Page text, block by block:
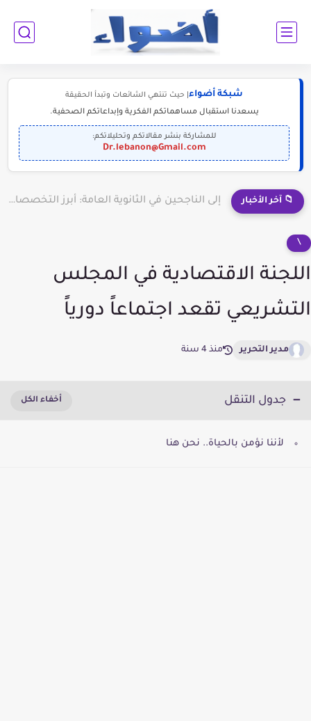
شبكة أضواء | حيث تنتهي الشائعات وتبدأ الحقيقة
يسعدنا استقبال مساهماتكم الفكرية وإبداعاتكم الصحفية.
للمشاركة بنشر مقالاتكم وتحليلاتكم:
Dr.lebanon@Gmail.com
📁 آخر الأخبار إلى الناجحين في الثانوية العامة: أبرز التخصصات المطلوبة للمستقبل (2030-2050)
\
اللجنة الاقتصادية في المجلس
التشريعي تقعد اجتماعاً دورياً
مدير التحرير منذ 4 سنة
جدول التنقل
لأننا نؤمن بالحياة.. نحن هنا